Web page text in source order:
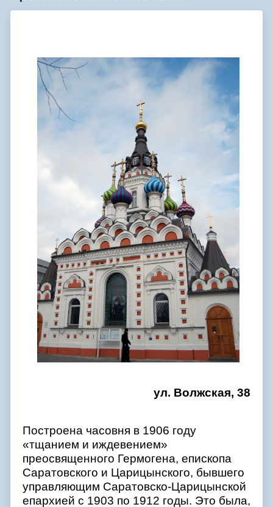
ул. Волжская, 38
Построена часовня в 1906 году
«тщанием и иждевением»
преосвященного Гермогена, епископа
Саратовского и Царицынского, бывшего
управляющим Саратовско-Царицынской
епархией с 1903 по 1912 годы. Это была,